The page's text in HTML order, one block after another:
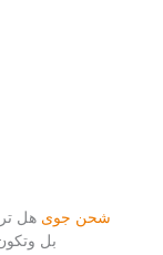
شحن جوى هل
بل